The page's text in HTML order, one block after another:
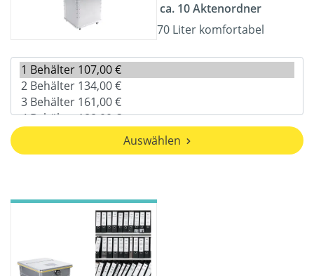
ca. 10 Aktenordner
70 Liter komfortabel
Auswählen